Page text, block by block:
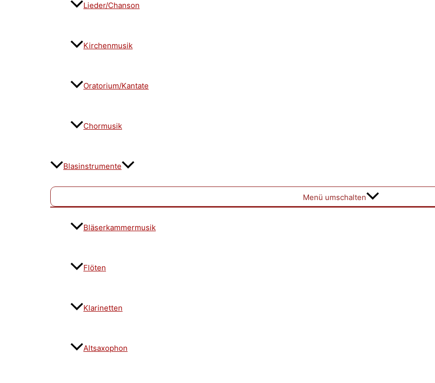
Lieder/Chanson
Kirchenmusik
Oratorium/Kantate
Chormusik
Blasinstrumente
Menü umschalten
Bläserkammermusik
Flöten
Klarinetten
Altsaxophon